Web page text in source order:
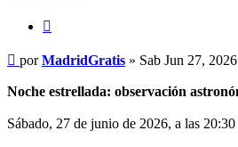
Mensaje
porMadridGratis » Sab Jun 27,
Noche estrellada: observación
Sábado, 27 de junio de 2026, a las 20:30